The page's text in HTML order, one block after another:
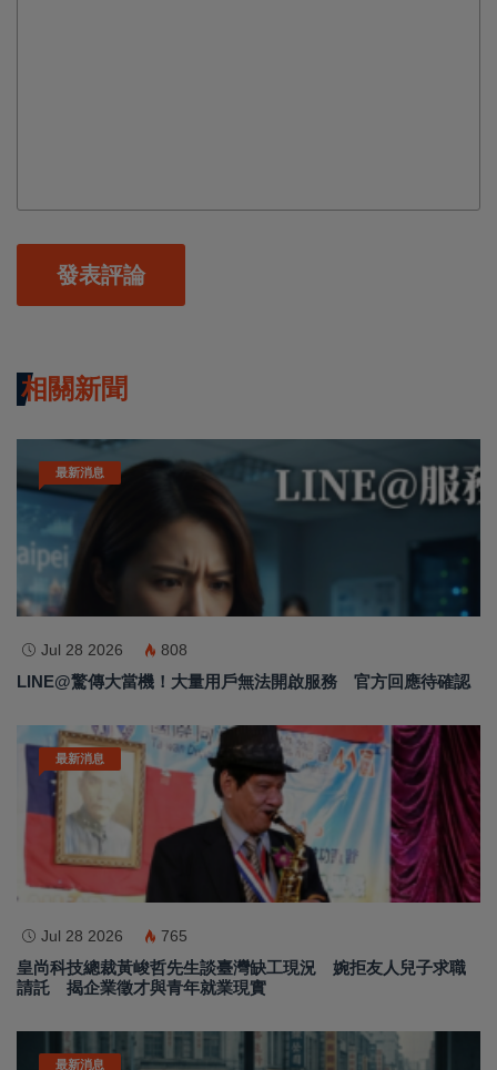
發表評論
相關新聞
最新消息
Jul 28 2026 808
LINE@驚傳大當機！大量用戶無法開啟服務 官方回應待確認
最新消息
Jul 28 2026 765
皇尚科技總裁黃峻哲先生談臺灣缺工現況 婉拒友人兒子求職
請託 揭企業徵才與青年就業現實
最新消息